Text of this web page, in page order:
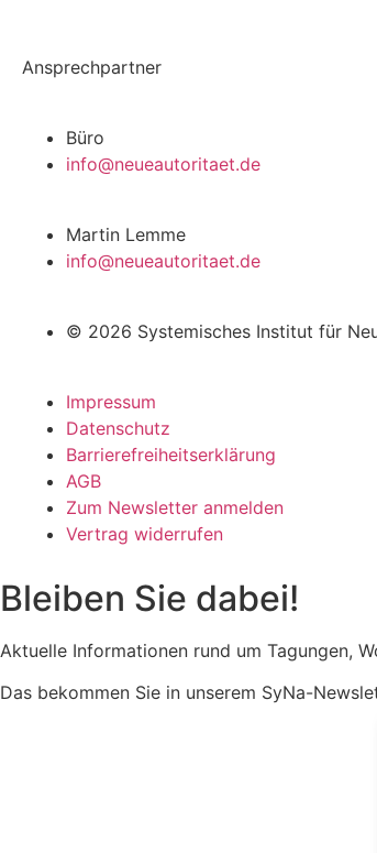
Ansprechpartner
Büro
info@neueautoritaet.de
Martin Lemme
info@neueautoritaet.de
© 2026 Systemisches Institut für
Impressum
Datenschutz
Barrierefreiheitserklärung
AGB
Zum Newsletter anmelden
Vertrag widerrufen
Bleiben Sie dabei!
Aktuelle Informationen rund um Tagungen,
Das bekommen Sie in unserem SyNa-